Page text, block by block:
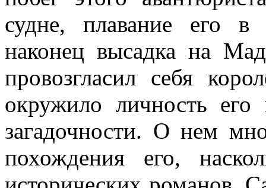
судне, плавание его
наконец высадка на
провозгласил себя
окружило личность
загадочности. О нем
похождения его,